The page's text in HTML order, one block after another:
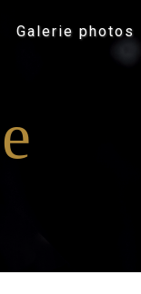
Galerie photos